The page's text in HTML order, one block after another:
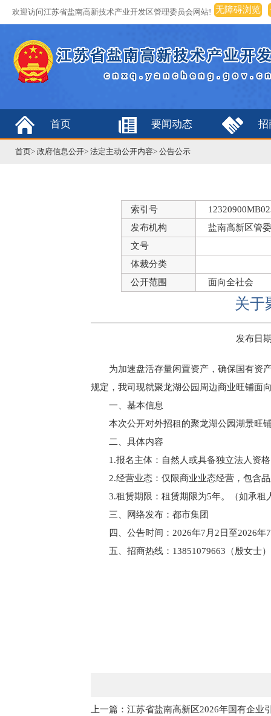
欢迎访问江苏省盐南高新技术产业开发区管理委员会网站! 无障碍浏览
首页 要闻动态 招
首页> 政府信息公开> 法定主动公开内容> 公告公示
索引号
发布机构
盐南高新区管
文号
体裁分类
公开范围
面向全社会
关于
发布日
为加速盘活存量闲置资产，确保国有资
规定，我司现就聚龙湖公园周边商业旺铺面
一、基本信息
本次公开对外招租的聚龙湖公园湖景旺
二、具体内容
1.报名主体：自然人或具备独立法人资
2.经营业态：仅限商业业态经营，包含
3.租赁期限：租赁期限为5年。（如承
三、网络发布：都市集团
四、公告时间：2026年7月2日至2026年
五、招商热线：13851079663（殷女士）
上一篇：江苏省盐南高新区2026年国有企